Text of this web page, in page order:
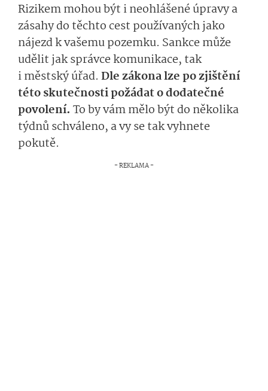
Rizikem mohou být i neohlášené úpravy a
zásahy do těchto cest používaných jako
nájezd k vašemu pozemku. Sankce může
udělit jak správce komunikace, tak
i městský úřad. Dle zákona lze po zjištění
této skutečnosti požádat o dodatečné
povolení. To by vám mělo být do několika
týdnů schváleno, a vy se tak vyhnete
pokutě.